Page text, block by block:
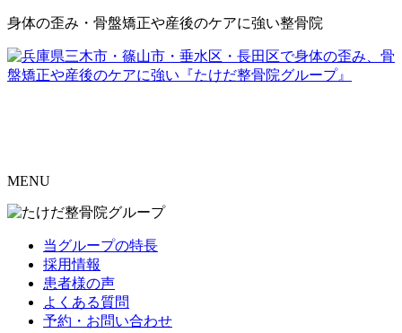
身体の歪み・骨盤矯正や産後のケアに強い整骨院
MENU
当グループの特長
採用情報
患者様の声
よくある質問
予約・お問い合わせ